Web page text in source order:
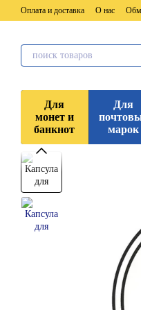
Перейти к основному
Оплата и доставка О нас
Для
монет и
банкнот
Для
марок